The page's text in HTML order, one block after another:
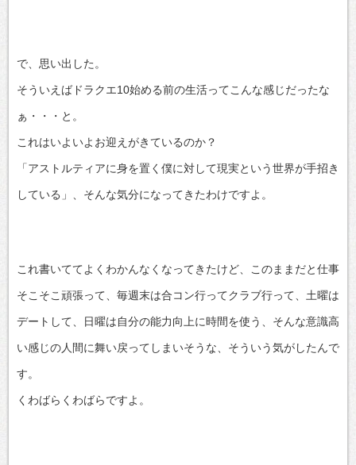
で、思い出した。
そういえばドラクエ10始める前の生活ってこんな感じだったな
ぁ・・・と。
これはいよいよお迎えがきているのか？
「アストルティアに身を置く僕に対して現実という世界が手招き
している」、そんな気分になってきたわけですよ。
これ書いててよくわかんなくなってきたけど、このままだと仕事
そこそこ頑張って、毎週末は合コン行ってクラブ行って、土曜は
デートして、日曜は自分の能力向上に時間を使う、そんな意識高
い感じの人間に舞い戻ってしまいそうな、そういう気がしたんで
す。
くわばらくわばらですよ。